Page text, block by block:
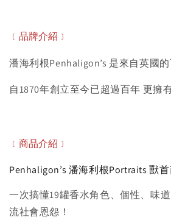
﹝品牌介紹﹞
潘海利根Penhaligon’s 是來自英國
自1870年創立至今已超過百年 更擁
﹝商品介紹﹞
Penhaligon’s 潘海利根Portraits 獸
一次搞懂19罐香水角色、個性、味
流社會恩怨！